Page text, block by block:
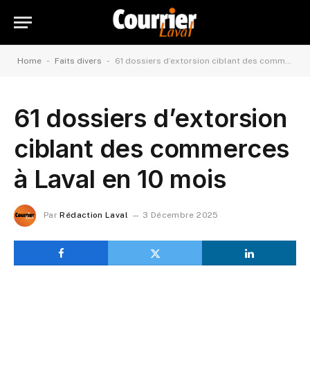
Home - Faits divers - 61 dossiers d’extorsion ciblant des commerces à Laval en 10 mois
61 dossiers d’extorsion
ciblant des commerces
à Laval en 10 mois
Par Rédaction Laval 3 Décembre 2025